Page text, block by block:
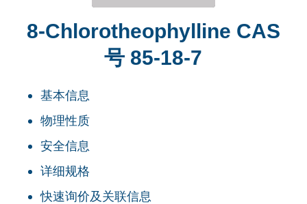
8-Chlorotheophylline CAS
号 85-18-7
基本信息
物理性质
安全信息
详细规格
快速询价及关联信息